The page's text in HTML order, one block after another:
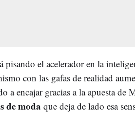
pisando el acelerador en la
con las gafas de realidad
a encajar gracias a la apuesta de
de moda que deja de lado esa